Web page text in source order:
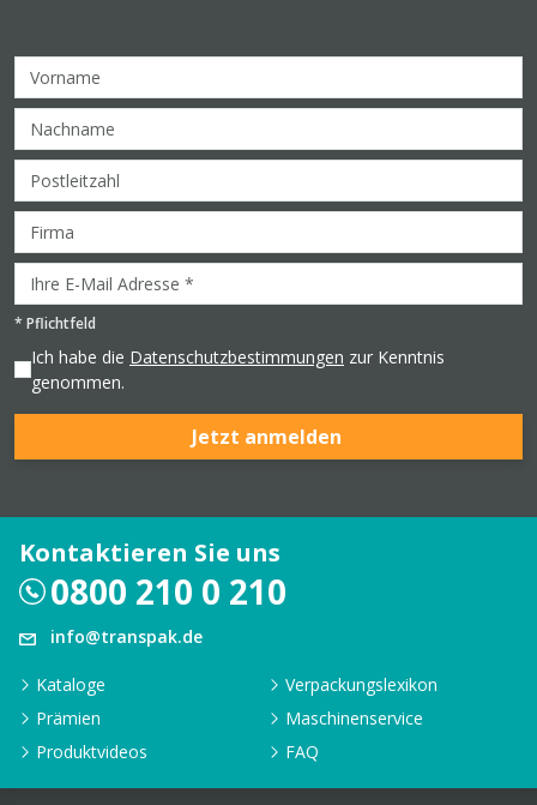
* Pflichtfeld
Ich habe die Datenschutzbestimmungen zur Kenntnis
genommen.
Jetzt anmelden
Kontaktieren Sie uns
0800 210 0 210
info@transpak.de
Kataloge
Verpackungslexikon
Prämien
Maschinenservice
Produktvideos
FAQ